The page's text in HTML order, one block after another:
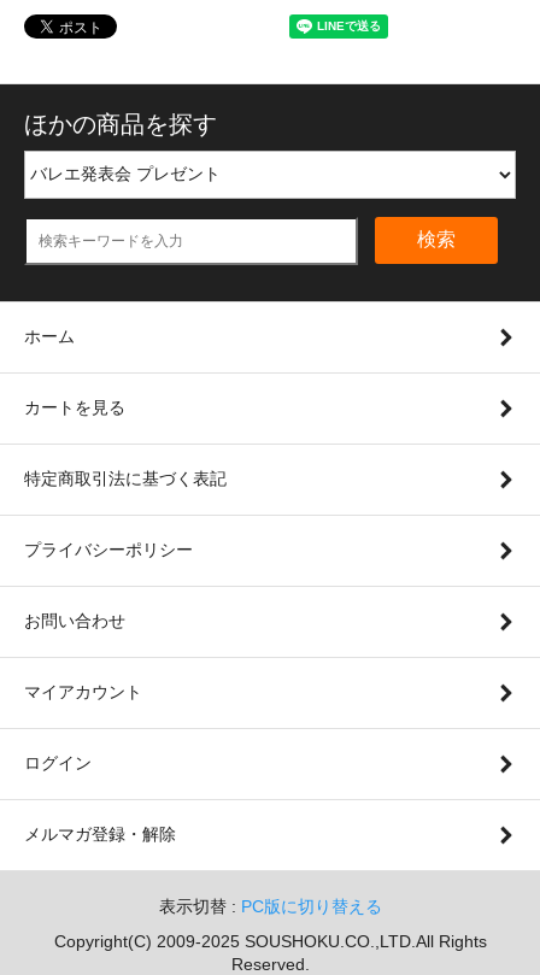
ほかの商品を探す
検索
ホーム
カートを見る
特定商取引法に基づく表記
プライバシーポリシー
お問い合わせ
マイアカウント
ログイン
メルマガ登録・解除
表示切替 : PC版に切り替える
Copyright(C) 2009-2025 SOUSHOKU.CO.,LTD.All Rights
Reserved.